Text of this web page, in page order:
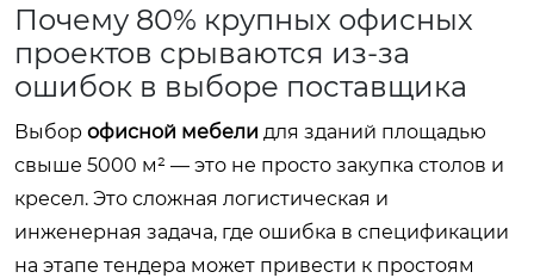
Почему 80% крупных офисных
проектов срываются из-за
ошибок в выборе поставщика
Выбор офисной мебели для зданий площадью
свыше 5000 м² — это не просто закупка столов и
кресел. Это сложная логистическая и
инженерная задача, где ошибка в спецификации
на этапе тендера может привести к простоям